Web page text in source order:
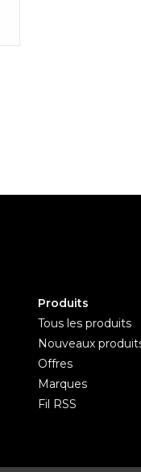
Produits
Tous les produits
Nouveaux
Offres
Marques
Fil RSS